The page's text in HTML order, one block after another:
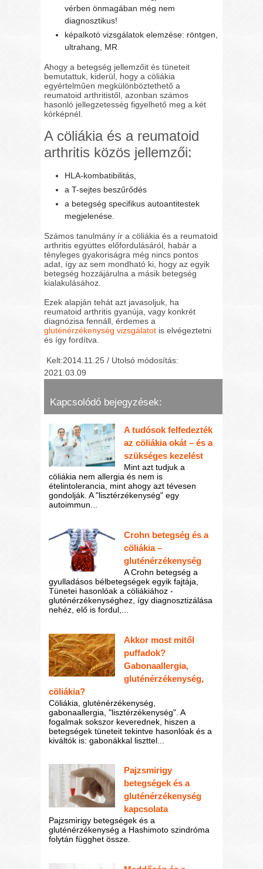
vérben önmagában még nem
diagnosztikus!
képalkotó vizsgálatok elemzése: röntgen,
ultrahang, MR
Ahogy a betegség jellemzőit és tüneteit
bemutattuk, kiderül, hogy a cöliákia
egyértelműen megkülönböztethető a
reumatoid arthritistől, azonban számos
hasonló jellegzetesség figyelhető meg a két
kórképnél.
A cöliákia és a reumatoid
arthritis közös jellemzői:
HLA-kombatibilitás,
a T-sejtes beszűrődés
a betegség specifikus autoantitestek
megjelenése.
Számos tanulmány ír a cöliákia és a reumatoid
arthritis együttes előfordulásáról, habár a
tényleges gyakoriságra még nincs pontos
adat, így az sem mondható ki, hogy az egyik
betegség hozzájárulna a másik betegség
kialakulásához.
Ezek alapján tehát azt javasoljuk, ha
reumatoid arthritis gyanúja, vagy konkrét
diagnózisa fennáll, érdemes a
gluténérzékenység vizsgálatot is elvégeztetni
és így fordítva.
Kelt:2014.11.25 / Utolsó módosítás:
2021.03.09
Kapcsolódó bejegyzések:
A tudósok felfedezték
az cöliákia okát – és a
szükséges kezelést
Mint azt tudjuk a
cöliákia nem allergia és nem is
ételintolerancia, mint ahogy azt tévesen
gondolják. A "lisztérzékenység" egy
autoimmun...
Crohn betegség és a
cöliákia –
gluténérzékenység
A Crohn betegség a
gyulladásos bélbetegségek egyik fajtája,
Tünetei hasonlóak a cöliákiához -
gluténérzékenységhez, így diagnosztizálása
nehéz, elő is fordul,...
Akkor most mitől
puffadok?
Gabonaallergia,
gluténérzékenység,
cöliákia?
Cöliákia, gluténérzékenység,
gabonaallergia, "lisztérzékenység". A
fogalmak sokszor keverednek, hiszen a
betegségek tüneteit tekintve hasonlóak és a
kiváltók is: gabonákkal liszttel...
Pajzsmirigy
betegségek és a
gluténérzékenység
kapcsolata
Pajzsmirigy betegségek és a
gluténérzékenység a Hashimoto szindróma
folytán függhet össze.